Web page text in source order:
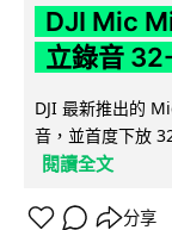
DJI Mic
立錄音
DJI 最新推出的
音，並首度下放
閱讀全文
分享